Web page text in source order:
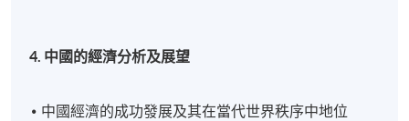
4. 中國的經濟分析及展望
中國經濟的成功發展及其在當代世界秩序中地位